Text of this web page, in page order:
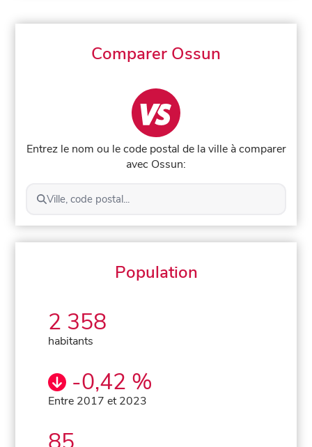
Comparer Ossun
Entrez le nom ou le code postal de la ville à comparer
avec Ossun:
Ville, code postal...
Population
2 358
habitants
-0,42 %
Entre 2017 et 2023